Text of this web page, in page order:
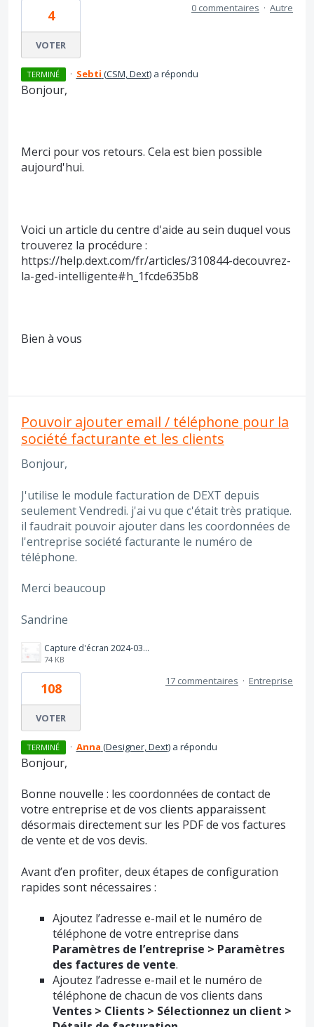
4
VOTER
0 commentaires · Autre
TERMINÉ · Sebti (CSM, Dext)a répondu
Bonjour,
Merci pour vos retours. Cela est bien possible
aujourd'hui.
Voici un article du centre d'aide au sein duquel vous
trouverez la procédure :
https://help.dext.com/fr/articles/310844-decouvrez-
la-ged-intelligente#h_1fcde635b8
Bien à vous
Pouvoir ajouter email / téléphone pour la
société facturante et les clients
Bonjour,
J'utilise le module facturation de DEXT depuis
seulement Vendredi. j'ai vu que c'était très pratique.
il faudrait pouvoir ajouter dans les coordonnées de
l'entreprise société facturante le numéro de
téléphone.
Merci beaucoup
Sandrine
Capture d'écran 2024-03-04 144044.png
74 KB
108
VOTER
17 commentaires · Entreprise
TERMINÉ · Anna (Designer, Dext)a répondu
Bonjour,
Bonne nouvelle : les coordonnées de contact de
votre entreprise et de vos clients apparaissent
désormais directement sur les PDF de vos factures
de vente et de vos devis.
Avant d’en profiter, deux étapes de configuration
rapides sont nécessaires :
Ajoutez l’adresse e-mail et le numéro de
téléphone de votre entreprise dans
Paramètres de l’entreprise > Paramètres
des factures de vente.
Ajoutez l’adresse e-mail et le numéro de
téléphone de chacun de vos clients dans
Ventes > Clients > Sélectionnez un client >